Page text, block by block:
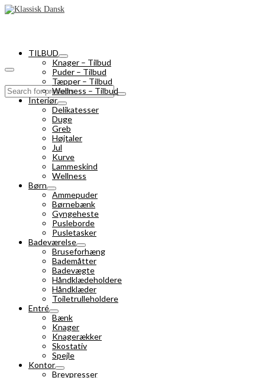
Search
for:
TILBUD
Knager – Tilbud
Puder – Tilbud
Tæpper – Tilbud
Wellness – Tilbud
Interiør
Delikatesser
Duge
Greb
Højtaler
Jul
Kurve
Lammeskind
Wellness
Børn
Ammepuder
Børnebænk
Gyngeheste
Pusleborde
Pusletasker
Badeværelse
Bruseforhæng
Bademåtter
Badevægte
Håndklædeholdere
Håndklæder
Toiletrulleholdere
Entré
Bænk
Knager
Knagerækker
Skostativ
Spejle
Kontor
Brevpresser